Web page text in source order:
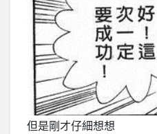
但是剛才仔細想想